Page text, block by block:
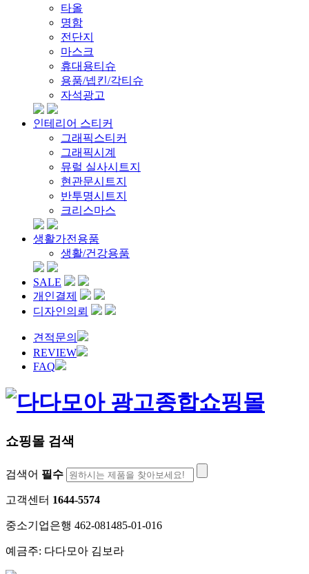
타올
명함
전단지
마스크
휴대용티슈
용품/넵킨/각티슈
자석광고
인테리어 스티커
그래픽스티커
그래픽시계
뮤럴 실사시트지
현관문시트지
반투명시트지
크리스마스
생활가전용품
생활/건강용품
SALE
개인결제
디자인의뢰
견적문의
REVIEW
FAQ
쇼핑몰 검색
검색어 필수
고객센터 1644-5574
중소기업은행 462-081485-01-016
예금주: 다다모아 김보라